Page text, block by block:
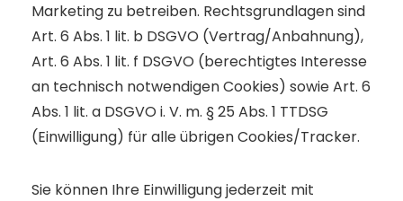
Marketing zu betreiben. Rechtsgrundlagen sind
Art. 6 Abs. 1 lit. b DSGVO (Vertrag/Anbahnung),
Art. 6 Abs. 1 lit. f DSGVO (berechtigtes Interesse
an technisch notwendigen Cookies) sowie Art. 6
Abs. 1 lit. a DSGVO i. V. m. § 25 Abs. 1 TTDSG
(Einwilligung) für alle übrigen Cookies/Tracker.
Sie können Ihre Einwilligung jederzeit mit